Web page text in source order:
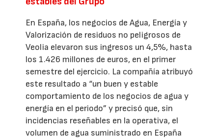
En España, los negocios de Agua, Energía y
Valorización de residuos no peligrosos de
Veolia elevaron sus ingresos un 4,5%, hasta
los 1.426 millones de euros, en el primer
semestre del ejercicio. La compañía atribuyó
este resultado a “un buen y estable
comportamiento de los negocios de agua y
energía en el periodo” y precisó que, sin
incidencias reseñables en la operativa, el
volumen de agua suministrado en España